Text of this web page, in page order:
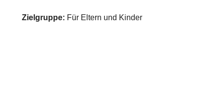
Zielgruppe: Für Eltern und Kinder